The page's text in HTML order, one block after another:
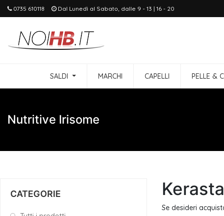
0735 610118 Dal Lunedì al Sabato, dalle 9 - 13 | 16 - 20
SALDI MARCHI CAPELLI PELLE &
Nutritive Irisome
CATEGORIE
Se desideri